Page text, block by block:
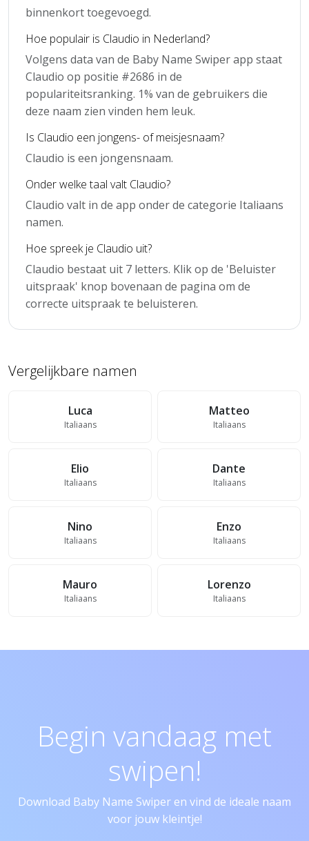
binnenkort toegevoegd.
Hoe populair is Claudio in Nederland?
Volgens data van de Baby Name Swiper app staat
Claudio op positie #2686 in de
populariteitsranking. 1% van de gebruikers die
deze naam zien vinden hem leuk.
Is Claudio een jongens- of meisjesnaam?
Claudio is een jongensnaam.
Onder welke taal valt Claudio?
Claudio valt in de app onder de categorie Italiaans
namen.
Hoe spreek je Claudio uit?
Claudio bestaat uit 7 letters. Klik op de 'Beluister
uitspraak' knop bovenaan de pagina om de
correcte uitspraak te beluisteren.
Vergelijkbare namen
Luca
Italiaans
Matteo
Italiaans
Elio
Italiaans
Dante
Italiaans
Nino
Italiaans
Enzo
Italiaans
Mauro
Italiaans
Lorenzo
Italiaans
Begin vandaag met
swipen!
Download Baby Name Swiper en vind de ideale naam
voor jouw kleintje!